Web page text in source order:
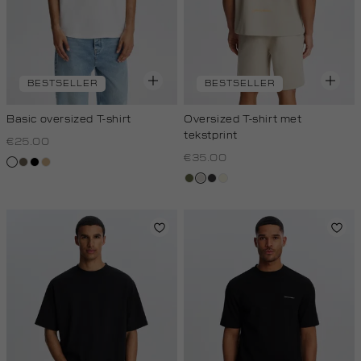
BESTSELLER
Basic oversized T-shirt
€25.00
witlichtbruin
zwart
tan
BESTSELLER
Oversized T-shirt met
tekstprint
€35.00
groen,
taupe,
grijs,